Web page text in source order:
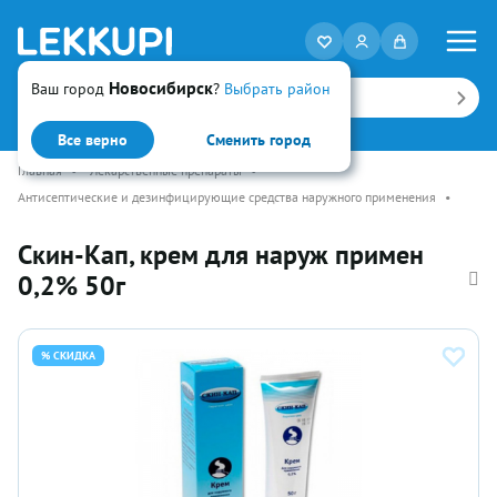
Ваш город Новосибирск? Выбрать район
Все верно Сменить город
Искать
Главная • Лекарственные препараты •
Антисептические и дезинфицирующие средства наружного применения
•
Скин-Кап, крем для наруж примен
0,2% 50г
% СКИДКА